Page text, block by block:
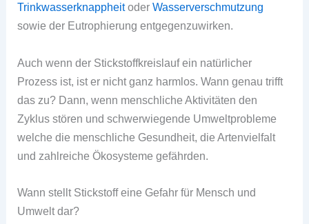
TrinkwasserknappheitoderWasserverschmutzung
sowie der Eutrophierung entgegenzuwirken.
Auch wenn der Stickstoffkreislauf ein natürlicher
Prozess ist, ist er nicht ganz harmlos. Wann genau trifft
das zu? Dann, wenn menschliche Aktivitäten den
Zyklus stören und schwerwiegende Umweltprobleme
welche die menschliche Gesundheit, die Artenvielfalt
und zahlreiche Ökosysteme gefährden.
Wann stellt Stickstoff eine Gefahr für Mensch und
Umwelt dar?